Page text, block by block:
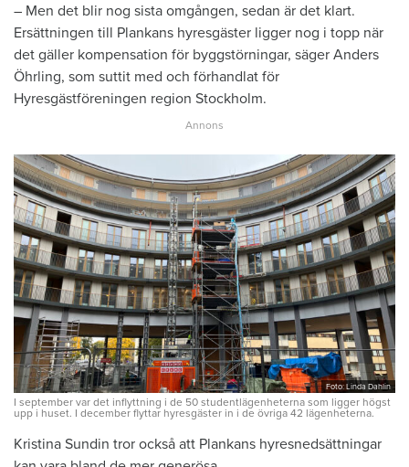
– Men det blir nog sista omgången, sedan är det klart.
Ersättningen till Plankans hyresgäster ligger nog i topp när
det gäller kompensation för byggstörningar, säger Anders
Öhrling, som suttit med och förhandlat för
Hyresgästföreningen region Stockholm.
Foto: Linda Dahlin
I september var det inflyttning i de 50 studentlägenheterna som ligger högst
upp i huset. I december flyttar hyresgäster in i de övriga 42 lägenheterna.
Kristina Sundin tror också att Plankans hyresnedsättningar